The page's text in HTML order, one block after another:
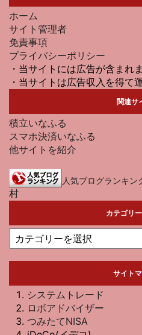
ホーム
サイト管理者
免責事項
プライバシーポリシー
・当サイトには広告が含まれ
・当サイトは広告収入を得て
関連サ
積立いなふる
スマホ決済いなふる
他サイトを紹介
人気ブログランキン
村
カテゴリ
サイト
システムトレード
ロボアドバイザー
つみたてNISA